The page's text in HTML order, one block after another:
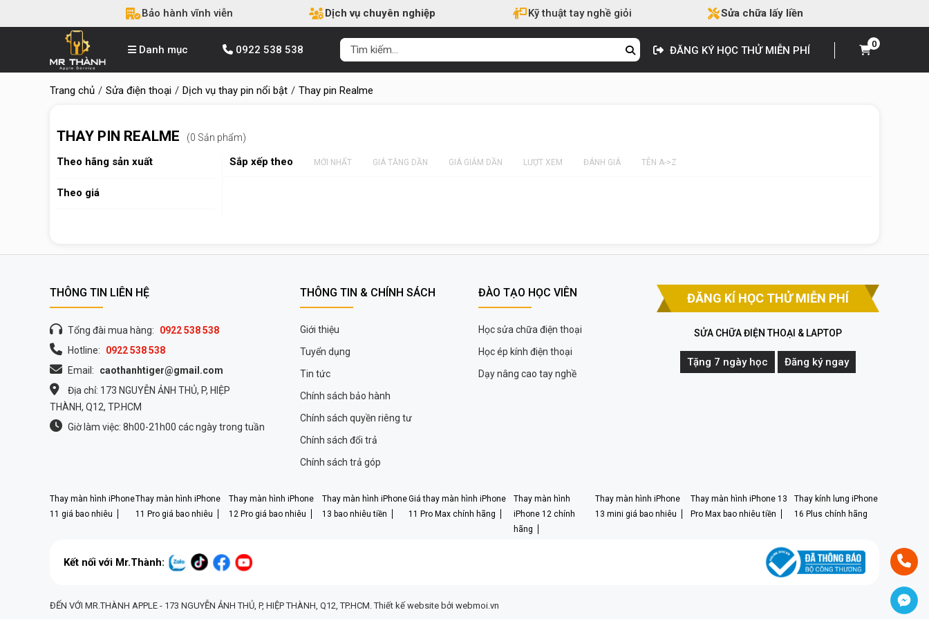
Bảo hành vĩnh viễn Dịch vụ chuyên nghiệp Kỹ thuật tay nghề giỏi Sửa chữa lấy liền
Danh mục 0922 538 538 0
ĐĂNG KÝ HỌC THỬ MIỄN PHÍ
Trang chủ Sửa điện thoại Dịch vụ thay pin nổi bật Thay pin Realme
THAY PIN REALME (0 Sản phẩm)
Theo hãng sản xuất
Theo giá
Sắp xếp theo MỚI NHẤT GIÁ TĂNG DẦN GIÁ GIẢM DẦN LƯỢT XEM ĐÁNH GIÁ TÊN A->Z
THÔNG TIN LIÊN HỆ
Tổng đài mua hàng:
0922 538 538
Hotline:
0922 538 538
Email:
caothanhtiger@gmail.com
Địa chỉ: 173 NGUYỄN ẢNH THỦ, P, HIỆP
THÀNH, Q12, TP.HCM
Giờ làm việc: 8h00-21h00 các ngày trong tuần
THÔNG TIN & CHÍNH SÁCH
Giới thiệu
Tuyển dụng
Tin tức
Chính sách bảo hành
Chính sách quyền riêng tư
Chính sách đổi trả
Chính sách trả góp
ĐÀO TẠO HỌC VIÊN
Học sửa chữa điện thoại
Học ép kính điện thoại
Dạy nâng cao tay nghề
ĐĂNG KÍ HỌC THỬ MIỄN PHÍ
SỬA CHỮA ĐIỆN THOẠI & LAPTOP
Tặng 7 ngày học Đăng ký ngay
Thay màn hình iPhone
11 giá bao nhiêu
Thay màn hình iPhone
11 Pro giá bao nhiêu
Thay màn hình iPhone
12 Pro giá bao nhiêu
Thay màn hình iPhone
13 bao nhiêu tiền
Giá thay màn hình iPhone
11 Pro Max chính hãng
Thay màn hình
iPhone 12 chính
hãng
Thay màn hình iPhone
13 mini giá bao nhiêu
Thay màn hình iPhone 13
Pro Max bao nhiêu tiền
Thay kính lưng iPhone
16 Plus chính hãng
Kết nối với Mr.Thành:
ĐẾN VỚI MR.THÀNH APPLE - 173 NGUYỄN ẢNH THỦ, P, HIỆP THÀNH, Q12, TP.HCM.Thiết kế website bởi webmoi.vn